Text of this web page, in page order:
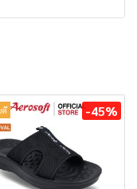
ดี -45%